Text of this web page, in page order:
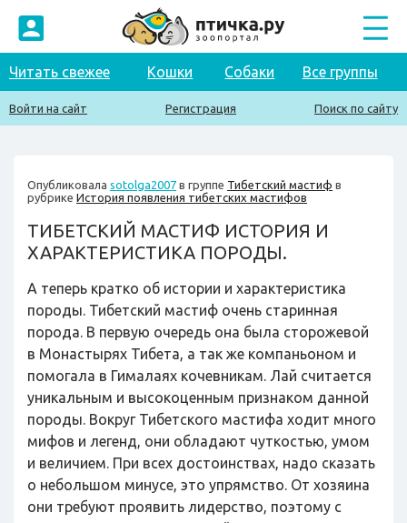
Читать свежее Кошки Собаки Все группы
Войти на сайт Регистрация Поиск по сайту
Опубликовала sotolga2007 в группе Тибетский мастиф в
рубрике История появления тибетских мастифов
ТИБЕТСКИЙ МАСТИФ ИСТОРИЯ И
ХАРАКТЕРИСТИКА ПОРОДЫ.
А теперь кратко об истории и характеристика
породы. Тибетский мастиф очень старинная
порода. В первую очередь она была сторожевой
в Монастырях Тибета, а так же компаньоном и
помогала в Гималаях кочевникам. Лай считается
уникальным и высокоценным признаком данной
породы. Вокруг Тибетского мастифа ходит много
мифов и легенд, они обладают чуткостью, умом
и величием. При всех достоинствах, надо сказать
о небольшом минусе, это упрямство. От хозяина
они требуют проявить лидерство, поэтому с